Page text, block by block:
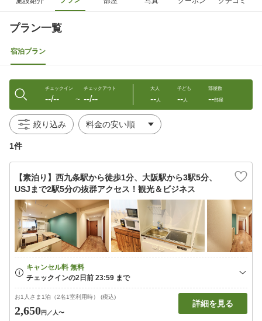
プラン一覧
宿泊プラン
チェックイン
--/-- 〜
チェックアウト
--/--
大人
--人
子ども
--人
部屋数
--部屋
絞り込み
1件
【素泊り】西九条駅から徒歩1分、大阪駅から3駅5分、
USJまで2駅5分の抜群アクセス！観光＆ビジネス
お1人さま1泊（2名1室利用時） (税込)
2,650円 ／人〜
詳細を見る